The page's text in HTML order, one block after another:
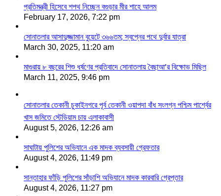
প্রতিমন্ত্রী হিসেবে শপথ নিচ্ছেন বগুড়ার মীর শাহে আলম
February 17, 2026, 7:22 pm
সোনাতলার আসাদুজ্জামান বুয়েটে ৩৬৬তম; স্বপ্নের পথে দুর্বার যাত্রা
March 30, 2025, 11:20 am
মাগুরায় ৮ বছরের শিশু ধর্ষণের প্রতিবাদে সোনাতলায় বৈছাআ’র বিক্ষোভ মিছিল
March 11, 2025, 9:46 pm
সোনাতলার তেকানী চুকাইনগরে পূর্ব তেকানী ওয়াপদা বাঁধ সংলগ্ন পশ্চিম পার্শ্বের
খাস জমিতে স্টেডিয়াম চায় এলাকাবাসী
August 5, 2026, 12:26 am
সাঘাটায় পুলিশের অভিযানে এক মাদক ব্যবসায়ী গ্রেফতার
August 4, 2026, 11:49 pm
সান্তাহার ফাঁড়ি পুলিশের সাঁড়াশি অভিযানে মাদক কারবারি গ্রেপ্তার
August 4, 2026, 11:27 pm